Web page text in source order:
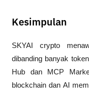
Kesimpulan
SKYAI crypto
dibanding banyak
Hub dan MCP
blockchain dan AI